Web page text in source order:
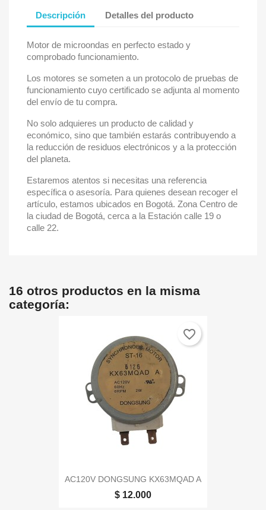
Descripción Detalles del producto
Motor de microondas en perfecto estado y
comprobado funcionamiento.
Los motores se someten a un protocolo de pruebas de
funcionamiento cuyo certificado se adjunta al momento
del envío de tu compra.
No solo adquieres un producto de calidad y
económico, sino que también estarás contribuyendo a
la reducción de residuos electrónicos y a la protección
del planeta.
Estaremos atentos si necesitas una referencia
específica o asesoría. Para quienes desean recoger el
artículo, estamos ubicados en Bogotá. Zona Centro de
la ciudad de Bogotá, cerca a la Estación calle 19 o
calle 22.
16 otros productos en la misma
categoría:
AC120V DONGSUNG KX63MQAD A
$ 12.000
favorite_border